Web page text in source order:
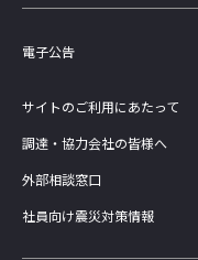
電子公告
サイトのご利用にあたって
調達・協力会社の皆様へ
外部相談窓口
社員向け震災対策情報